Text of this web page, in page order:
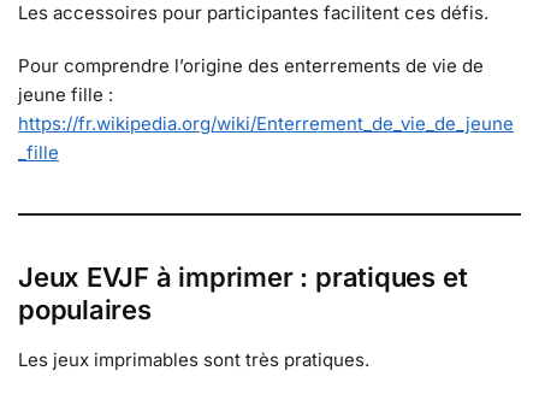
Les accessoires pour participantes facilitent ces défis.
Pour comprendre l’origine des enterrements de vie de
jeune fille :
https://fr.wikipedia.org/wiki/Enterrement_de_vie_de_jeune
_fille
Jeux EVJF à imprimer : pratiques et
populaires
Les jeux imprimables sont très pratiques.